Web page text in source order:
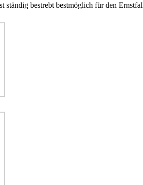
bestrebt bestmöglich für den